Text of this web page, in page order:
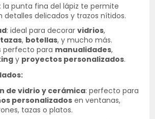
: la punta fina del lápiz te permite
detalles delicados y trazos nítidos.
: ideal para decorarvidrios,
tazas, botellas, y mucho más.
perfecto para manualidades,
y proyectos personalizados.
de vidrio y cerámica: perfecto para
personalizados en ventanas,
tazas o platos.